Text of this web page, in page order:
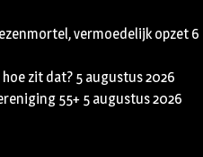
vermoedelijk opzet 6
zit dat? 5 augustus 2026
55+ 5 augustus 2026